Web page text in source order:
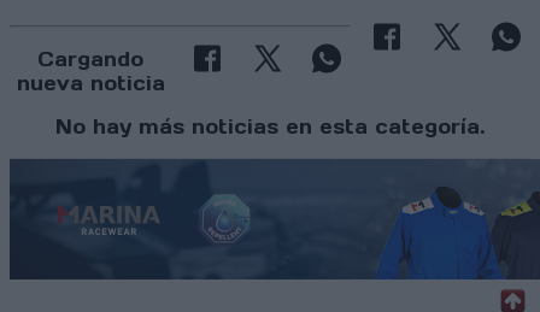
Cargando
nueva noticia
No hay más noticias en esta categoría.